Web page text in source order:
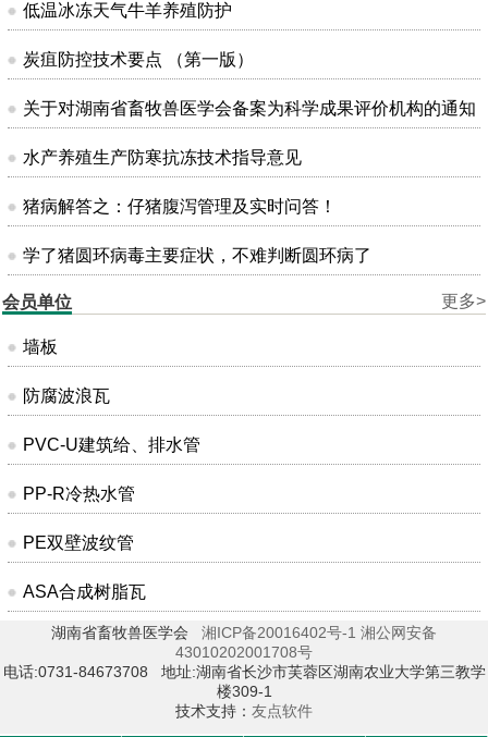
低温冰冻天气牛羊养殖防护
炭疽防控技术要点 （第一版）
关于对湖南省畜牧兽医学会备案为科学成果评价机构的通知
水产养殖生产防寒抗冻技术指导意见
猪病解答之：仔猪腹泻管理及实时问答！
学了猪圆环病毒主要症状，不难判断圆环病了
更多>
会员单位
墙板
防腐波浪瓦
PVC-U建筑给、排水管
PP-R冷热水管
PE双壁波纹管
ASA合成树脂瓦
湖南省畜牧兽医学会 湘ICP备20016402号-1 湘公网安备
43010202001708号
电话:0731-84673708 地址:湖南省长沙市芙蓉区湖南农业大学第三教学
楼309-1
技术支持： 友点软件